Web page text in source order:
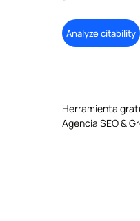
Analyze citability
Herramienta
Agencia SEO &